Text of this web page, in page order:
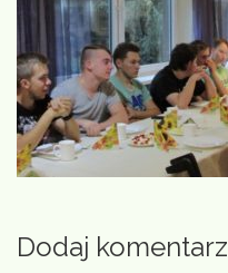
Dodaj komentarz